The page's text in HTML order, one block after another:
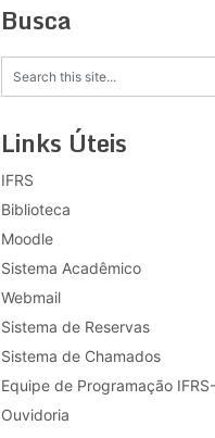
Busca
Links Úteis
IFRS
Biblioteca
Moodle
Sistema Acadêmico
Webmail
Sistema de Reservas
Sistema de Chamados
Equipe de Programação
Ouvidoria